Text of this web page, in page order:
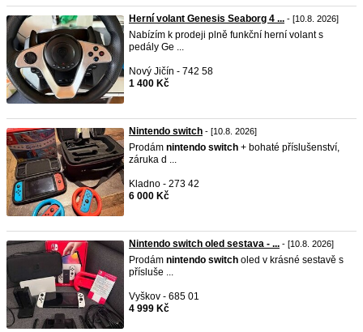
Herní volant Genesis Seaborg 4 ... - [10.8. 2026]
Nabízím k prodeji plně funkční herní volant s
pedály Ge ...
Nový Jičín - 742 58
1 400 Kč
Nintendo switch - [10.8. 2026]
Prodám nintendo switch + bohaté příslušenství,
záruka d ...
Kladno - 273 42
6 000 Kč
Nintendo switch oled sestava - ... - [10.8. 2026]
Prodám nintendo switch oled v krásné sestavě s
přísluše ...
Vyškov - 685 01
4 999 Kč